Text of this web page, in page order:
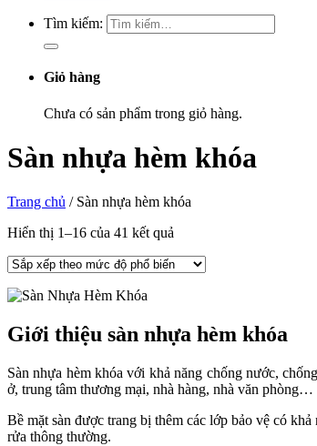
Tìm kiếm:
Giỏ hàng
Chưa có sản phẩm trong giỏ hàng.
Sàn nhựa hèm khóa
Trang chủ /Sàn nhựa hèm khóa
Hiển thị 1–16 của 41 kết quả
Giới thiệu sàn nhựa hèm khóa
Sàn nhựa hèm khóa với khả năng chống nước,
ở, trung tâm thương mại, nhà hàng, nhà văn phòng…
Bề mặt sàn được trang bị thêm các lớp bảo vệ có
rửa thông thường.